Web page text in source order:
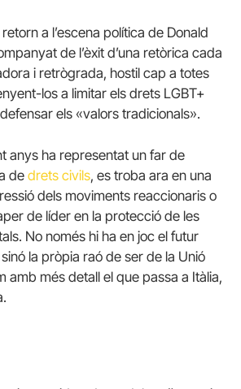
a l’escena política de Donald
de l’èxit d’una retòrica cada
i retrògrada, hostil cap a totes
los a limitar els drets LGBT+
els «valors tradicionals».
anys ha representat un far de
de drets civils, es troba ara en una
dels moviments reaccionaris o
de líder en la protecció de les
No només hi ha en joc el futur
la pròpia raó de ser de la Unió
amb més detall el que passa a Itàlia,